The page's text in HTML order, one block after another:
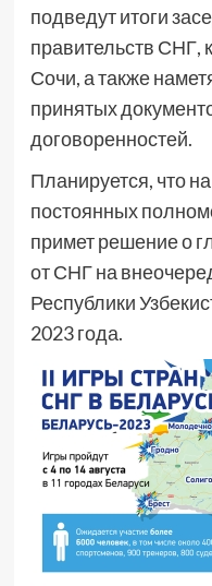
подведут итоги
правительств СНГ,
Сочи, а также
принятых
договоренностей.
Планируется, что
постоянных
примет решение о
от СНГ на
Республики
2023 года.